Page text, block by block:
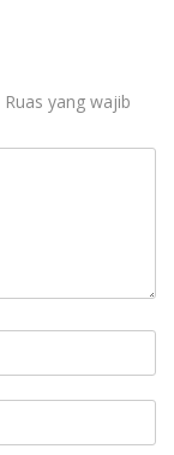
Ruas yang wajib